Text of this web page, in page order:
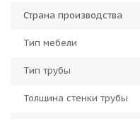
Страна производства
Тип мебели
Тип трубы
Толщина стенки трубы